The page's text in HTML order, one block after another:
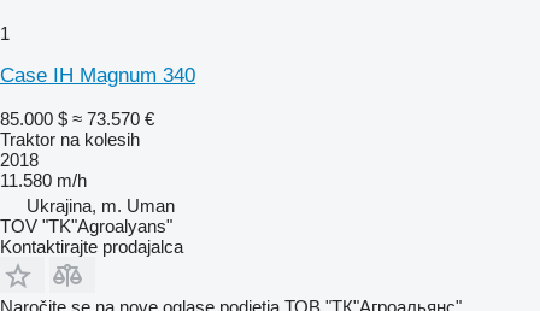
1
Case IH Magnum 340
85.000 $ ≈ 73.570 €
Traktor na kolesih
2018
11.580 m/h
Ukrajina, m. Uman
TOV "TK"Agroalyans"
Kontaktirajte prodajalca
Naročite se na nove oglase podjetja ТОВ "ТК"Агроальянс"